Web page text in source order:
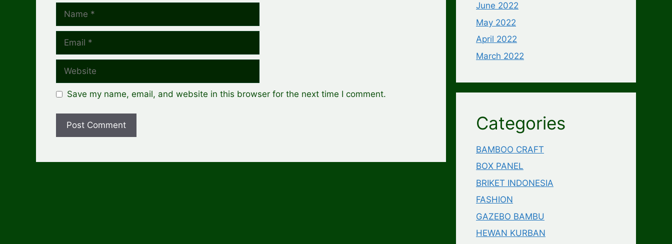
Name
Email
Website
Save my name, email, and website in this browser for the next time I comment.
June 2022
May 2022
April 2022
March 2022
Categories
BAMBOO CRAFT
BOX PANEL
BRIKET INDONESIA
FASHION
GAZEBO BAMBU
HEWAN KURBAN